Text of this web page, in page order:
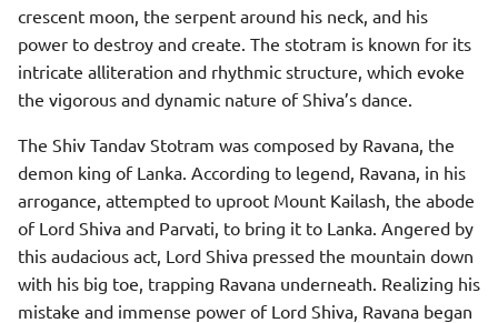
crescent moon, the serpent around his neck, and his
power to destroy and create. The stotram is known for its
intricate alliteration and rhythmic structure, which evoke
the vigorous and dynamic nature of Shiva’s dance.
The Shiv Tandav Stotram was composed by Ravana, the
demon king of Lanka. According to legend, Ravana, in his
arrogance, attempted to uproot Mount Kailash, the abode
of Lord Shiva and Parvati, to bring it to Lanka. Angered by
this audacious act, Lord Shiva pressed the mountain down
with his big toe, trapping Ravana underneath. Realizing his
mistake and immense power of Lord Shiva, Ravana began